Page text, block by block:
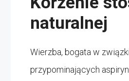
naturalnej
Wierzba, bogata w
przypominających